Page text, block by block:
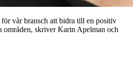
vår bransch att bidra till en positiv
områden, skriver Karin Apelman och